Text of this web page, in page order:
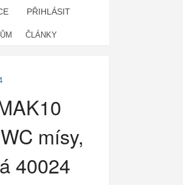
PŘIHLÁSIT
ČLÁNKY
mísy,
40024